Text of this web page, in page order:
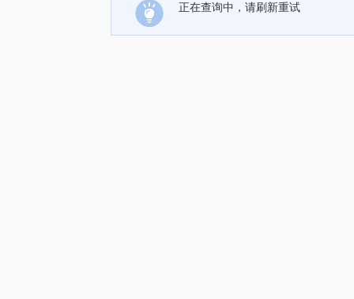
正在查询中，请刷新重试